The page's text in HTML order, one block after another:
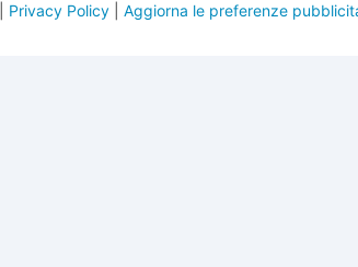
Privacy Policy| Aggiorna le preferenze